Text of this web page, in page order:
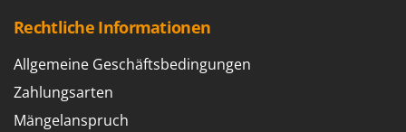
Rechtliche Informationen
Allgemeine Geschäftsbedingungen
Zahlungsarten
Mängelanspruch